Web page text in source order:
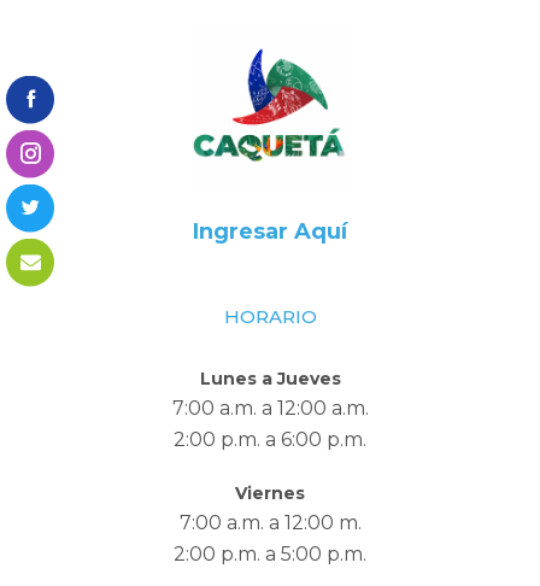
Ingresar Aquí
HORARIO
Lunes a Jueves
7:00 a.m. a 12:00 a.m.
2:00 p.m. a 6:00 p.m.
Viernes
7:00 a.m. a 12:00 m.
2:00 p.m. a 5:00 p.m.